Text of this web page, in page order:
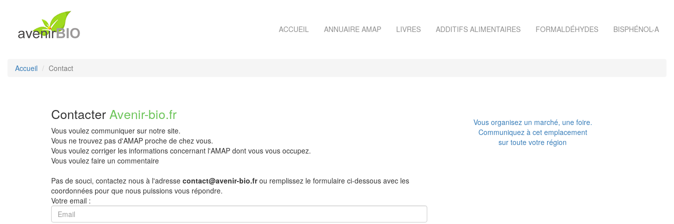
ACCUEIL ANNUAIRE AMAP LIVRES ADDITIFS ALIMENTAIRES FORMALDÉHYDES BISPHÉNOL-A
Accueil Contact
Contacter Avenir-bio.fr
Vous voulez communiquer sur notre site.
Vous ne trouvez pas d'AMAP proche de chez vous.
Vous voulez corriger les informations concernant l'AMAP dont vous vous occupez.
Vous voulez faire un commentaire
Pas de souci, contactez nous à l'adresse contact@avenir-bio.frou remplissez le formulaire ci-dessous avec les
coordonnées pour que nous puissions vous répondre.
Votre email :
Vous organisez un marché, une foire.
Communiquez à cet emplacement
sur toute votre région